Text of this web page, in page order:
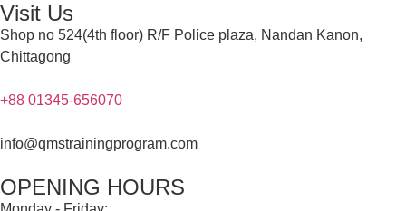
Visit Us
Shop no 524(4th floor) R/F Police plaza, Nandan Kanon,
Chittagong
+88 01345-656070
info@qmstrainingprogram.com
OPENING HOURS